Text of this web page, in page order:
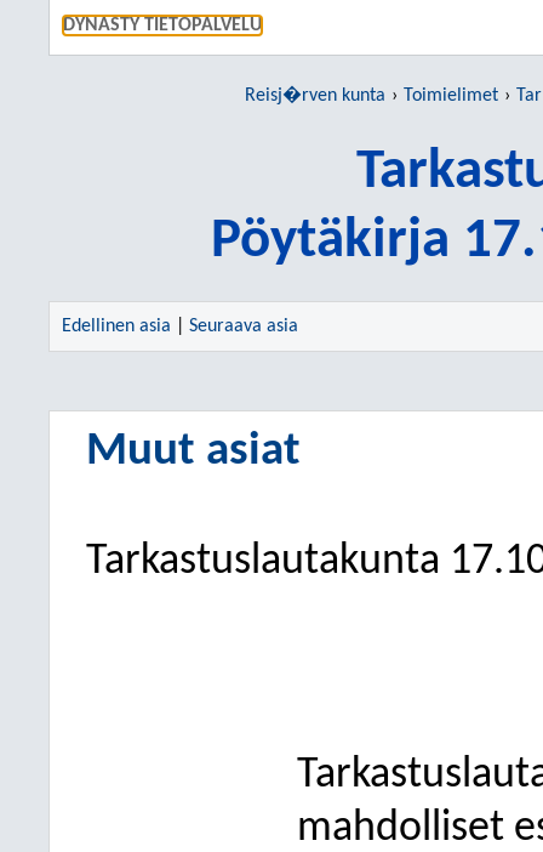
DYNASTY TIETOPALVELU
Reisj�rven kunta Toimielimet
Pöytäkirja
Edellinen asia Seuraava asia
Muut asiat
Tarkastuslautakunta
mahdolliset